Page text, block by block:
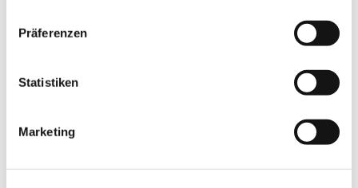
Präferenzen
Statistiken
Marketing